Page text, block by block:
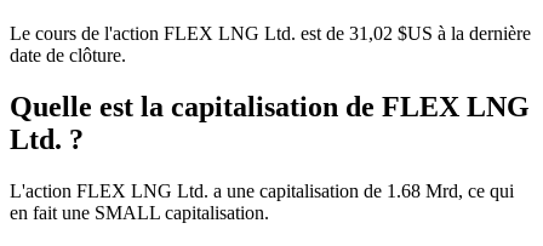
Le cours de l'action FLEX LNG Ltd. est de 31,02 $US à la dernière
date de clôture.
Quelle est la capitalisation de FLEX LNG
Ltd. ?
L'action FLEX LNG Ltd. a une capitalisation de 1.68 Mrd, ce qui
en fait une SMALL capitalisation.